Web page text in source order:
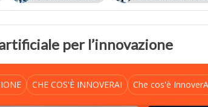
per l’innovazione
CHE COS'È INNOVERAI Che cos'è